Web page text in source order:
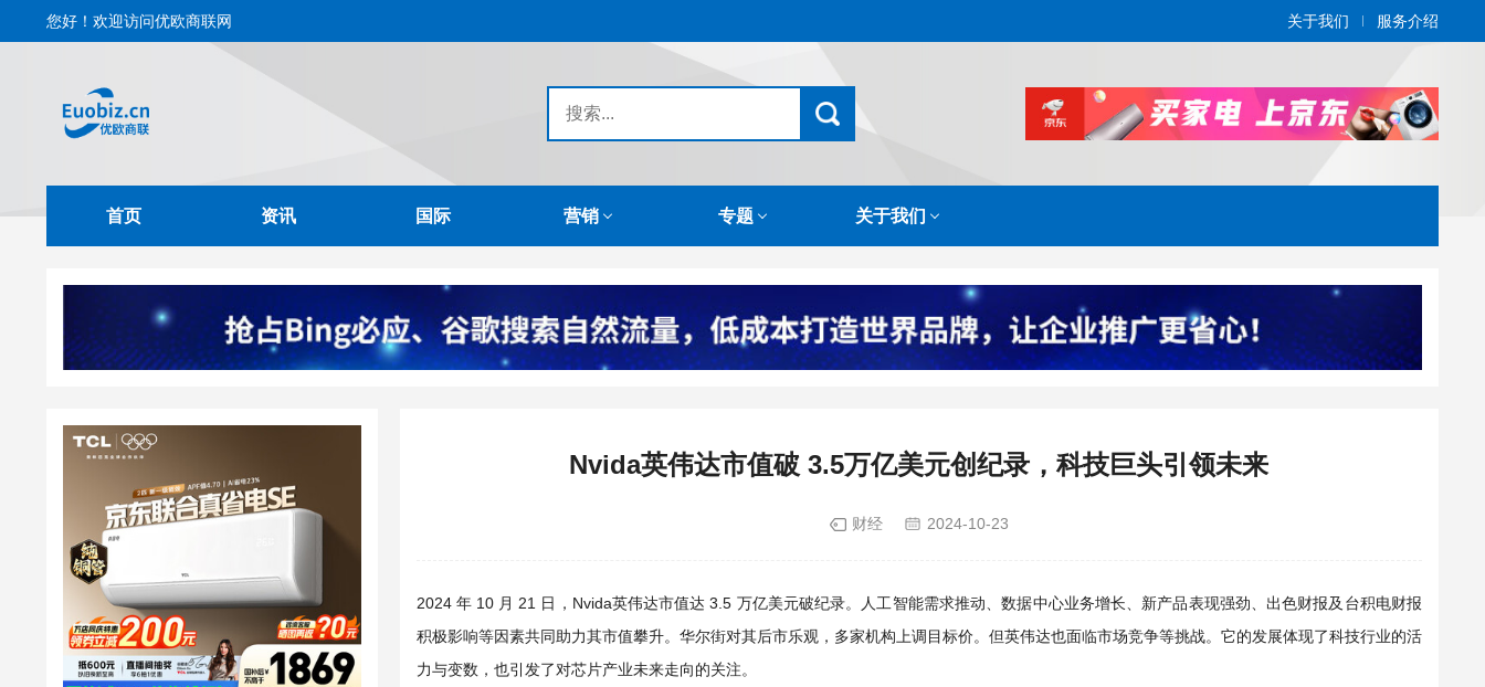
您好！欢迎访问优欧商联网 关于我们 服务介绍
首页 资讯 国际 营销 专题 关于我们
Nvida英伟达市值破 3.5万亿美元创纪录，科技巨头引领未来
财经 2024-10-23
2024 年 10 月 21 日，Nvida英伟达市值达 3.5 万亿美元破纪录。人工智能需求推动、数据中心业务增长、新产品表现强劲、出色财报及台积电财报
积极影响等因素共同助力其市值攀升。华尔街对其后市乐观，多家机构上调目标价。但英伟达也面临市场竞争等挑战。它的发展体现了科技行业的活
力与变数，也引发了对芯片产业未来走向的关注。